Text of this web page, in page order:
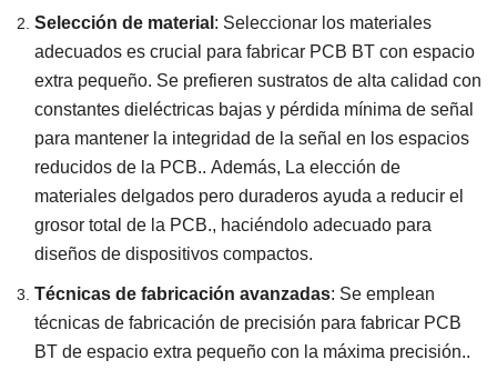
Selección de material : Seleccionar los materiales
adecuados es crucial para fabricar PCB BT con espacio
extra pequeño. Se prefieren sustratos de alta calidad con
constantes dieléctricas bajas y pérdida mínima de señal
para mantener la integridad de la señal en los espacios
reducidos de la PCB.. Además, La elección de
materiales delgados pero duraderos ayuda a reducir el
grosor total de la PCB., haciéndolo adecuado para
diseños de dispositivos compactos.
Técnicas de fabricación avanzadas: Se emplean
técnicas de fabricación de precisión para fabricar PCB
BT de espacio extra pequeño con la máxima precisión..